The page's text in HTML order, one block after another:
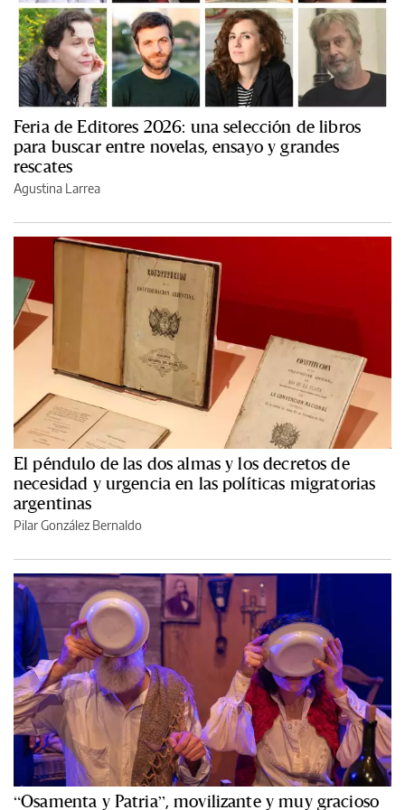
Feria de Editores 2026: una selección de libros
para buscar entre novelas, ensayo y grandes
rescates
Agustina Larrea
El péndulo de las dos almas y los decretos de
necesidad y urgencia en las políticas migratorias
argentinas
Pilar González Bernaldo
“Osamenta y Patria”, movilizante y muy gracioso